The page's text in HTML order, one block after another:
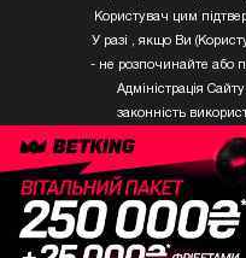
Користувач цим
У разі , якщо Ви
- не розпочинайте або
Адміністрація
законність
Користувачем,
Твори Getty Images, що
бути використані
дозволу ТОВ